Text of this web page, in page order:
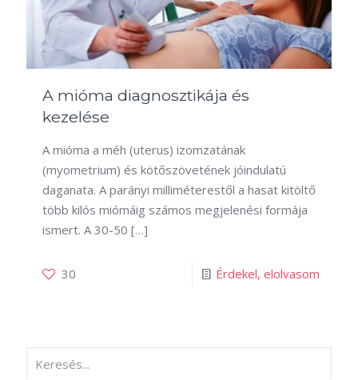
A mióma diagnosztikája és
kezelése
A mióma a méh (uterus) izomzatának
(myometrium) és kötőszövetének jóindulatú
daganata. A parányi milliméterestől a hasat kitöltő
több kilós miómáig számos megjelenési formája
ismert. A 30-50 […]
30 Érdekel, elolvasom